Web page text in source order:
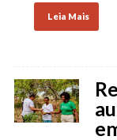
Leia Mais